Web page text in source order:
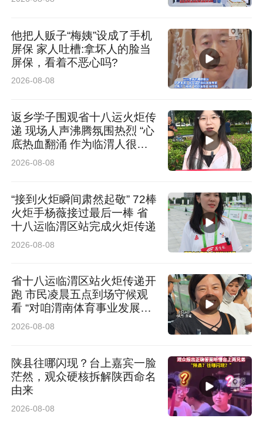
图为兴汉胜境景区。
费、优服务，推动游客从 “路过” 向 “留下” 转变，
从观光游向深度体验游升级。区域加快天台山、
黄花河景区提质，培育森林康养、温泉度假业
态，构建多层次住宿体系与暖心服务保障，全力
打造文旅集散高地、秦巴康养福地、全国研学样
板。
邀约：寻根汉台，读懂汉人老家；养心汉台，尽
享山水治愈；旅居汉台，慢享烟火时光；兴业汉
台，共享发展机遇。山水藏古韵，烟火润汉台，
他把人贩子“梅姨”设成了手机
屏保 家人吐槽:拿坏人的脸当
屏保，看着不恶心吗?
2026-08-08
返乡学子围观省十八运火炬传
递 现场人声沸腾氛围热烈 “心
底热血翻涌 作为临渭人很荣
耀”
2026-08-08
“接到火炬瞬间肃然起敬” 72棒
火炬手杨薇接过最后一棒 省
十八运临渭区站完成火炬传递
2026-08-08
省十八运临渭区站火炬传递开
跑 市民凌晨五点到场守候观
看 “对咱渭南体育事业发展充
满信心”
2026-08-08
陕县往哪闪现？台上嘉宾一脸
茫然，观众硬核拆解陕西命名
由来
2026-08-08